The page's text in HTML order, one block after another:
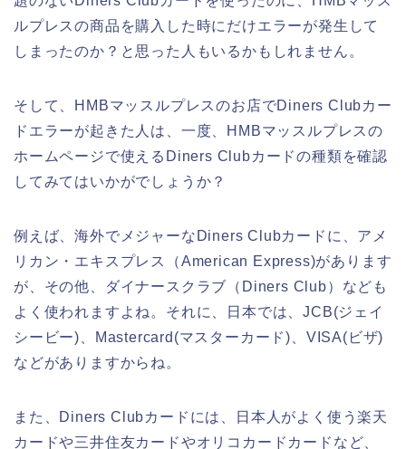
ルプレスの商品を購入した時にだけエラーが発生して
しまったのか？と思った人もいるかもしれません。
そして、HMBマッスルプレスのお店でDiners Clubカー
ドエラーが起きた人は、一度、HMBマッスルプレスの
ホームページで使えるDiners Clubカードの種類を確認
してみてはいかがでしょうか？
例えば、海外でメジャーなDiners Clubカードに、アメ
リカン・エキスプレス（American Express)があります
が、その他、ダイナースクラブ（Diners Club）なども
よく使われますよね。それに、日本では、JCB(ジェイ
シービー)、Mastercard(マスターカード)、VISA(ビザ)
などがありますからね。
また、Diners Clubカードには、日本人がよく使う楽天
カードや三井住友カードやオリコカードカードなど、